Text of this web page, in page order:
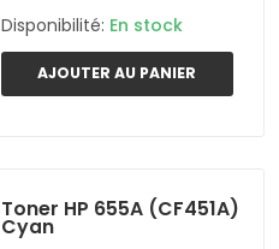
Disponibilité: En stock
AJOUTER AU PANIER
Toner HP 655A (CF451A)
Cyan